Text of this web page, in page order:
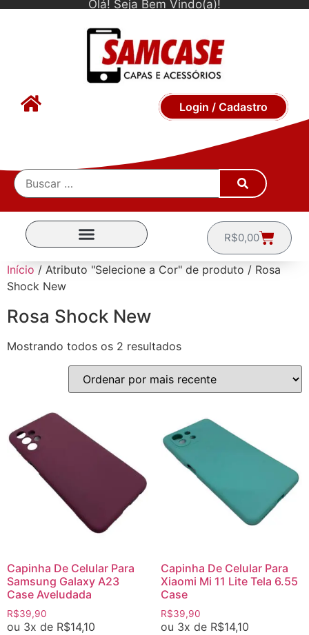
Olá! Seja Bem Vindo(a)!
Login / Cadastro
R$0,00
Início / Atributo "Selecione a Cor" de produto / Rosa
Shock New
Rosa Shock New
Mostrando todos os 2 resultados
Capinha De Celular Para
Samsung Galaxy A23
Case Aveludada
R$39,90
ou 3x de R$14,10
Capinha De Celular Para
Xiaomi Mi 11 Lite Tela 6.55
Case
R$39,90
ou 3x de R$14,10